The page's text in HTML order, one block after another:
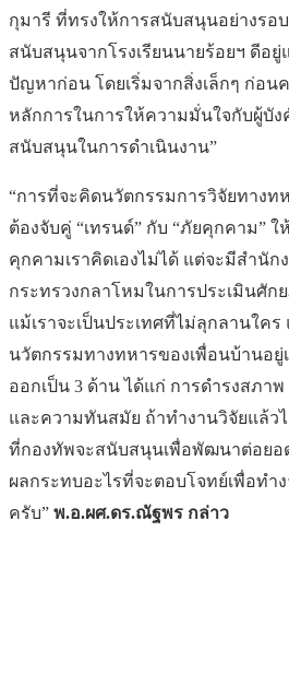
กุมารี ที่ทรงให้การสนับสนุนอย่างรอ
สนับสนุนจากโรงเรียนนายร้อยฯ ดีอยู่
ปัญหาก่อน โดยเริ่มจากสิ่งเล็กๆ ก่อน
หลักการในการให้ความมั่นใจกับผู้บั
สนับสนุนในการดำเนินงาน”
“การที่จะคิดนวัตกรรมการวิจัยทางท
ต้องจับคู่ “เทรนด์” กับ “ภัยคุกคาม” ใ
คุกคามเราคิดเองไม่ได้ แต่จะมีสำนั
กระทรวงกลาโหมในการประเมินศั
แม้เราจะเป็นประเทศที่ไม่ลุกลานใคร
นวัตกรรมทางทหารของเพื่อนบ้านอยู่
ออกเป็น 3 ด้าน ได้แก่ การดำรงสภา
และความทันสมัย ถ้าทำงานวิจัยแล้ว
ที่กองทัพจะสนับสนุนเพื่อพัฒนาต่อยอ
ผลกระทบอะไรที่จะตอบโจทย์เพื่อทำ
ครับ” พ.อ.ผศ.ดร.ณัฐพร กล่าว